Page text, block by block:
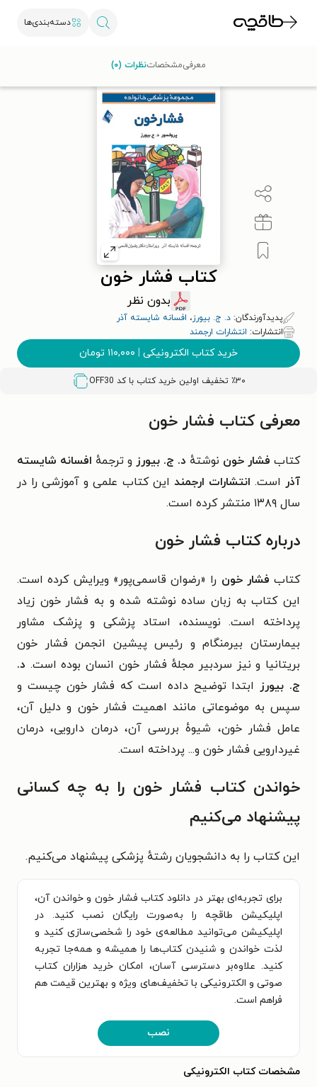
دسته‌بندی‌ها
کتاب فشار خون
بدون نظر
پدیدآورندگان: د. ج. بیورز، افسانه شایسته آذر
انتشارات: انتشارات ارجمند
خرید کتاب الکترونیکی | ۱۱۰,۰۰۰ تومان
٪۳۰ تخفیف اولین خرید کتاب با کد OFF30
معرفیمشخصاتنظرات (۰)
معرفی کتاب فشار خون
کتاب فشار خون نوشتهٔ د. ج. بیورز و ترجمهٔ افسانه شایسته
آذر است. انتشارات ارجمند این کتاب علمی و آموزشی را در
سال ۱۳۸۹ منتشر کرده است.
درباره کتاب فشار خون
کتاب فشار خون را «رضوان قاسمی‌پور» ویرایش کرده است.
این کتاب به زبان ساده نوشته شده و به فشار خون زیاد
پرداخته است. نویسنده، استاد پزشکی و پزشک مشاور
بیمارستان بیرمنگام و رئیس پیشین انجمن فشار خون
بریتانیا و نیز سردبیر مجلهٔ فشار خون انسان بوده است. د.
ج. بیورز ابتدا توضیح داده است که فشار خون چیست و
سپس به موضوعاتی مانند اهمیت فشار خون و دلیل آن،
عامل فشار خون، شیوهٔ بررسی آن، درمان دارویی، درمان
غیردارویی فشار خون و... پرداخته است.
خواندن کتاب فشار خون را به چه کسانی
پیشنهاد می‌کنیم
این کتاب را به دانشجویان رشتهٔ پزشکی پیشنهاد می‌کنیم.
برای تجربه‌ای بهتر در دانلود کتاب فشار خون و خواندن آن،
اپلیکیشن طاقچه را به‌صورت رایگان نصب کنید. در
اپلیکیشن می‌توانید مطالعه‌ی خود را شخصی‌سازی کنید و
لذت خواندن و شنیدن کتاب‌ها را همیشه و همه‌جا تجربه
کنید. علاوه‌بر دسترسی آسان، امکان خرید هزاران کتاب
صوتی و الکترونیکی با تخفیف‌های ویژه و بهترین قیمت هم
فراهم است.
نصب
مشخصات کتاب الکترونیکی